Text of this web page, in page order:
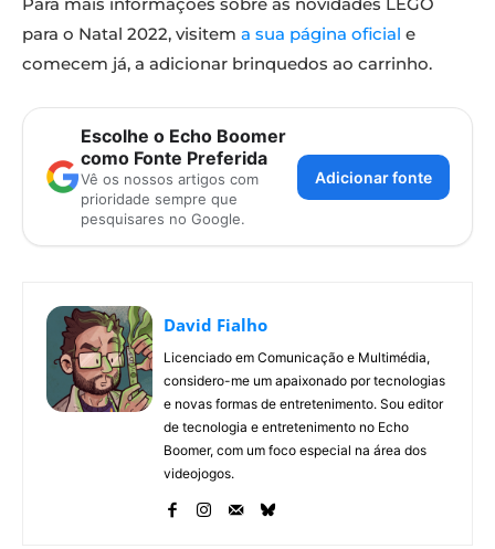
para o Natal 2022, visitem a sua página oficial e
comecem já, a adicionar brinquedos ao carrinho.
Escolhe o Echo Boomer
como Fonte Preferida
Vê os nossos artigos com
prioridade sempre que
pesquisares no Google.
Adicionar fonte
David Fialho
Licenciado em Comunicação e Multimédia,
considero-me um apaixonado por tecnologias
e novas formas de entretenimento. Sou editor
de tecnologia e entretenimento no Echo
Boomer, com um foco especial na área dos
videojogos.